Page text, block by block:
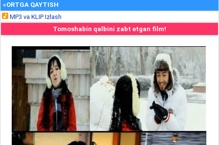
«ORTGA QAYTISH
MP3 va KLIP Izlash
Tomoshabin qalbini zabt etgan film!